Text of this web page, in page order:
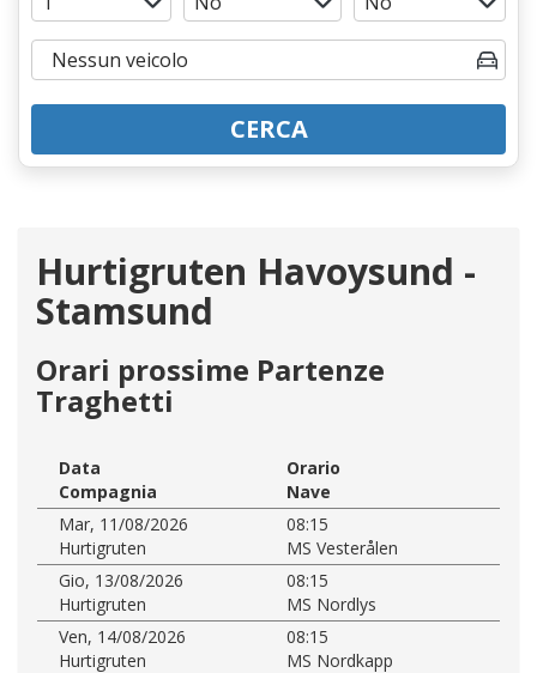
CERCA
Hurtigruten Havoysund -
Stamsund
Orari prossime Partenze
Traghetti
Data
Orario
Compagnia
Nave
Mar, 11/08/2026
08:15
Hurtigruten
MS Vesterålen
Gio, 13/08/2026
08:15
Hurtigruten
MS Nordlys
Ven, 14/08/2026
08:15
Hurtigruten
MS Nordkapp